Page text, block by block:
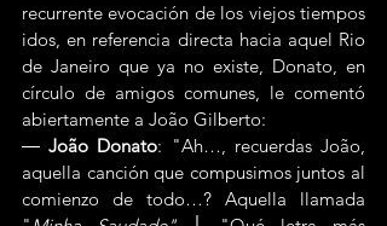
recurrente evocación de los viejos tiempos
idos, en referencia directa hacia aquel Rio
de Janeiro que ya no existe, Donato, en
círculo de amigos comunes, le comentó
abiertamente a João Gilberto:
― João Donato: "Ah…, recuerdas João,
aquella canción que compusimos juntos al
comienzo de todo…? Aquella llamada